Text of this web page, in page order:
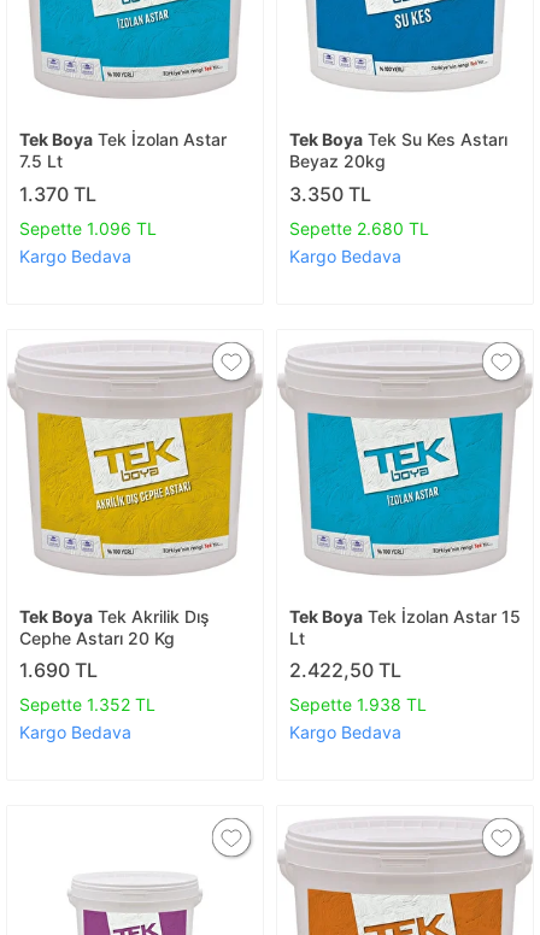
Tek Boya Tek İzolan Astar
7.5 Lt
1.370 TL
Sepette 1.096 TL
Kargo Bedava
Tek Boya Tek Su Kes Astarı
Beyaz 20kg
3.350 TL
Sepette 2.680 TL
Kargo Bedava
Tek Boya Tek Akrilik Dış
Cephe Astarı 20 Kg
1.690 TL
Sepette 1.352 TL
Kargo Bedava
Tek Boya Tek İzolan Astar 15
Lt
2.422,50 TL
Sepette 1.938 TL
Kargo Bedava